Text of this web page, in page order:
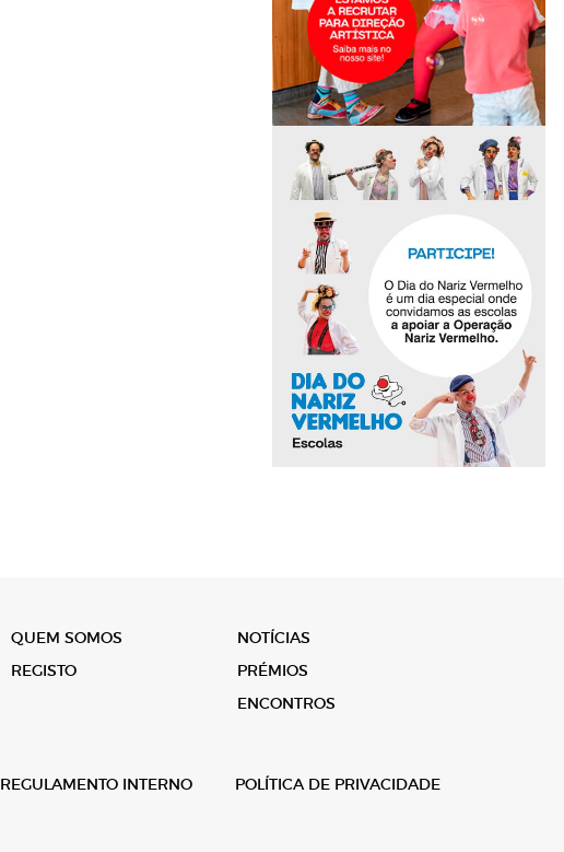
QUEM SOMOS
REGISTO
NOTÍCIAS
PRÉMIOS
ENCONTROS
REGULAMENTO INTERNO POLÍTICA DE PRIVACIDADE